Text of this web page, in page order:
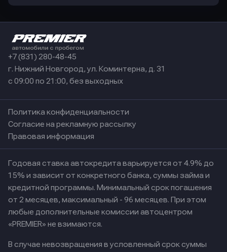
+7 (831) 280-48-45
г. Нижний Новгород, ул. Коминтерна, д. 31
с 09:00 по 21:00, без выходных
Политика конфиденциальности
Согласие на рекламную рассылку
Правовая информация
Годовая ставка автокредита варьируется от 4.9% до
15% и зависит от конкретного банка, суммы займа и
кредитной программы. Минимальный срок погашения
от 2 месяцев, максимальный - 96 месяцев. При этом
любые дополнительные комиссии автоцентром
«PREMIER» не взимаются.
В случае невозвращения в условленный срок суммы